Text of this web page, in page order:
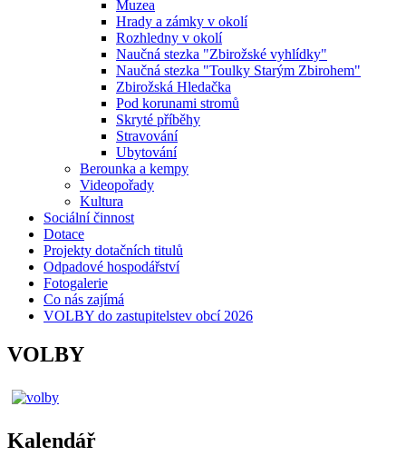
Muzea
Hrady a zámky v okolí
Rozhledny v okolí
Naučná stezka "Zbirožské vyhlídky"
Naučná stezka "Toulky Starým Zbirohem"
Zbirožská Hledačka
Pod korunami stromů
Skryté příběhy
Stravování
Ubytování
Berounka a kempy
Videopořady
Kultura
Sociální činnost
Dotace
Projekty dotačních titulů
Odpadové hospodářství
Fotogalerie
Co nás zajímá
VOLBY do zastupitelstev obcí 2026
VOLBY
Kalendář